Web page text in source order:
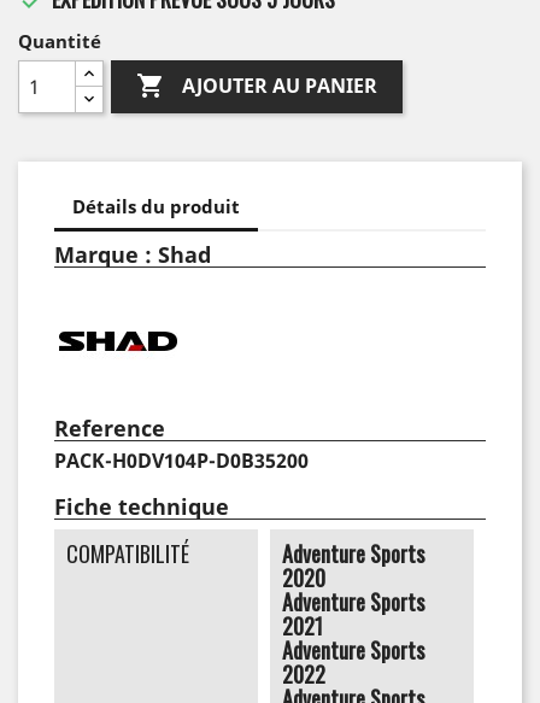
Quantité
 AJOUTER AU PANIER
Détails du produit
Marque : Shad
Reference
PACK-H0DV104P-D0B35200
Fiche technique
COMPATIBILITÉ Adventure Sports
2020
Adventure Sports
2021
Adventure Sports
2022